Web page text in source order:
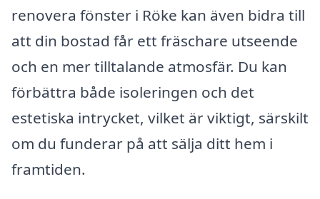
renovera fönster i Röke kan även bidra till
att din bostad får ett fräschare utseende
och en mer tilltalande atmosfär. Du kan
förbättra både isoleringen och det
estetiska intrycket, vilket är viktigt, särskilt
om du funderar på att sälja ditt hem i
framtiden.